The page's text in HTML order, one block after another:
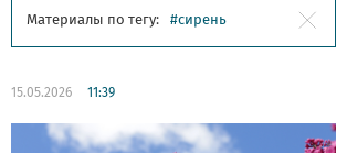
Материалы по тегу: сирень
15.05.2026 11:39